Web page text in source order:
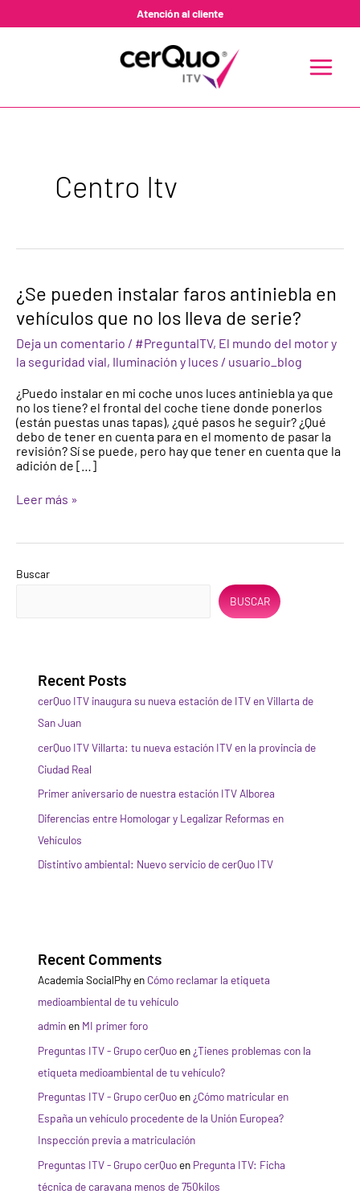
Atención al cliente
MENU
Centro Itv
¿Se pueden instalar faros antiniebla en
vehículos que no los lleva de serie?
Deja un comentario / #PreguntaITV, El mundo del motor y
la seguridad vial, Iluminación y luces / usuario_blog
¿Puedo instalar en mi coche unos luces antiniebla ya que
no los tiene? el frontal del coche tiene donde ponerlos
(están puestas unas tapas), ¿qué pasos he seguir? ¿Qué
debo de tener en cuenta para en el momento de pasar la
revisión? Sí se puede, pero hay que tener en cuenta que la
adición de […]
¿Se
pueden
instalar
antiniebla
en
vehículos
que
no
los
lleva
de
serie?
Leer más »
Buscar
BUSCAR
Recent Posts
cerQuo ITV inaugura su nueva estación de ITV en Villarta de
San Juan
cerQuo ITV Villarta: tu nueva estación ITV en la provincia de
Ciudad Real
Primer aniversario de nuestra estación ITV Alborea
Diferencias entre Homologar y Legalizar Reformas en
Vehículos
Distintivo ambiental: Nuevo servicio de cerQuo ITV
Recent Comments
Academia SocialPhyen Cómo reclamar la etiqueta
medioambiental de tu vehículo
adminen MI primer foro
Preguntas ITV - Grupo cerQuoen ¿Tienes problemas con la
etiqueta medioambiental de tu vehículo?
Preguntas ITV - Grupo cerQuoen ¿Cómo matricular en
España un vehículo procedente de la Unión Europea?
Inspección previa a matriculación
Preguntas ITV - Grupo cerQuoen Pregunta ITV: Ficha
técnica de caravana menos de 750kilos